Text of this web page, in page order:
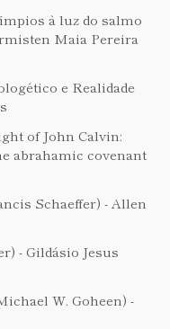
à luz do salmo
Maia Pereira
e Realidade
of John Calvin:
abrahamic covenant
Schaeffer) - Allen
- Gildásio Jesus
W. Goheen) -